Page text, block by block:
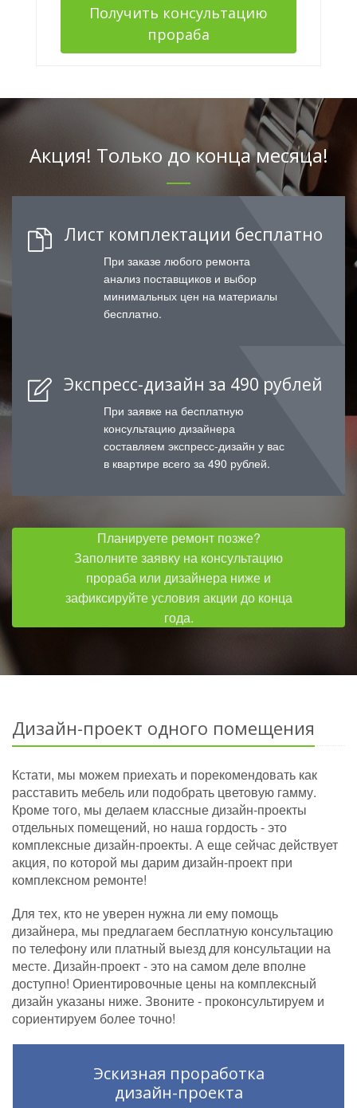
Получить консультацию
прораба
Акция! Только до конца месяца!
Лист комплектации бесплатно
При заказе любого ремонта
анализ поставщиков и выбор
минимальных цен на материалы
бесплатно.
Экспресс-дизайн за 490 рублей
При заявке на бесплатную
консультацию дизайнера
составляем экспресс-дизайн у вас
в квартире всего за 490 рублей.
Планируете ремонт позже?
Заполните заявку на консультацию
прораба или дизайнера ниже и
зафиксируйте условия акции до конца
года.
Дизайн-проект одного помещения
Кстати, мы можем приехать и порекомендовать как
расставить мебель или подобрать цветовую гамму.
Кроме того, мы делаем классные дизайн-проекты
отдельных помещений, но наша гордость - это
комплексные дизайн-проекты. А еще сейчас действует
акция, по которой мы дарим дизайн-проект при
комплексном ремонте!
Для тех, кто не уверен нужна ли ему помощь
дизайнера, мы предлагаем бесплатную консультацию
по телефону или платный выезд для консультации на
месте. Дизайн-проект - это на самом деле вполне
доступно! Ориентировочные цены на комплексный
дизайн указаны ниже. Звоните - проконсультируем и
сориентируем более точно!
Эскизная проработка
дизайн-проекта